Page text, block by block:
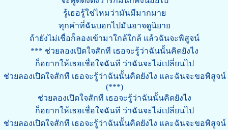
รู้เธอรู้ใช่ไหมว่ามันมีมากมาย
ทุกคำที่ฉันบอกไปมันอาจดูนิยาย
ถ้ายังไม่เชื่อก็ลองเข้ามาใกล้ใกล้ แล้วฉันจะพิสูจน์
*** ช่วยลองเปิดใจสักที เธอจะรู้ว่าฉันนั้นคิดยังไง
ก็อยากให้เธอเชื่อใจฉันที ว่าฉันจะไม่เปลี่ยนไป
ช่วยลองเปิดใจสักที เธอจะรู้ว่าฉันนั้นคิดยังไง และฉันจะขอพิสูจน์
(***)
ช่วยลองเปิดใจสักที เธอจะรู้ว่าฉันนั้นคิดยังไง
ก็อยากให้เธอเชื่อใจฉันที ว่าฉันจะไม่เปลี่ยนไป
ช่วยลองเปิดใจสักที เธอจะรู้ว่าฉันนั้นคิดยังไง และฉันจะขอพิสูจน์